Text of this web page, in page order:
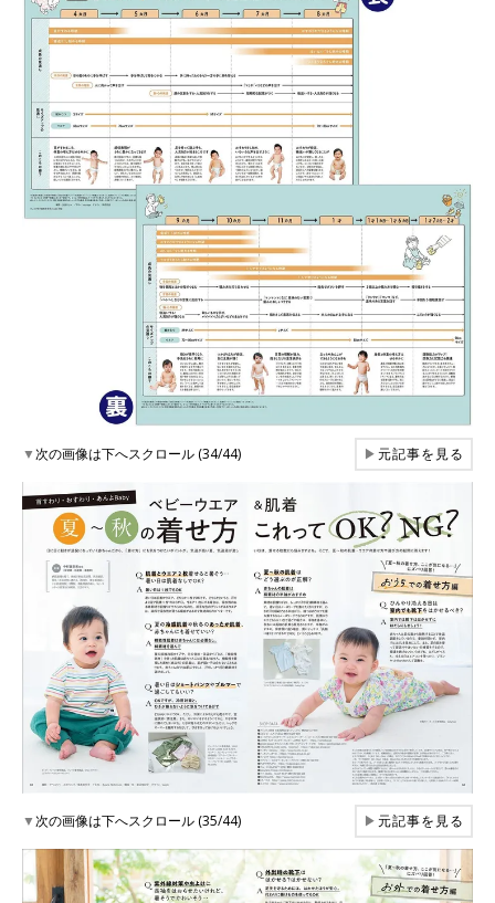
▼次の画像は下へスクロール (34/44) ▶元記事を見る
▼次の画像は下へスクロール (35/44) ▶元記事を見る